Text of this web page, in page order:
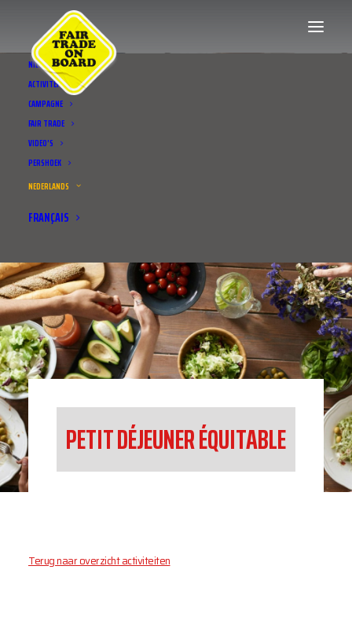
NIEUWS
ACTIVITEITEN
CAMPAGNE
FAIR TRADE
VIDEO’S
PERSHOEK
NEDERLANDS
FRANÇAIS
PETIT DÉJEUNER ÉQUITABLE
Terug naar overzicht activiteiten